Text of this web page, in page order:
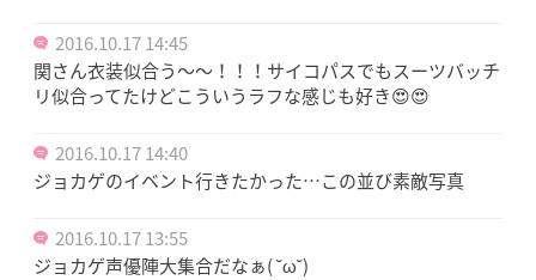
2016.10.17 14:45
関さん衣装似合う〜〜！！！サイコパスでもスーツバッチ
リ似合ってたけどこういうラフな感じも好き😍😍
2016.10.17 14:40
ジョカゲのイベント行きたかった…この並び素敵写真
2016.10.17 13:55
ジョカゲ声優陣大集合だなぁ( ˘ω˘)